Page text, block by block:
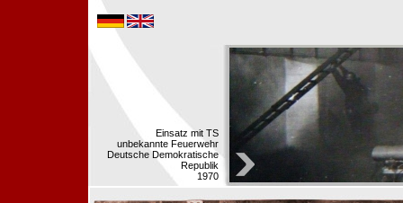
Einsatz mit TS
unbekannte Feuerwehr
Deutsche Demokratische
Republik
1970